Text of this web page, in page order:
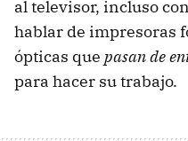
al televisor, incluso
hablar de impresoras
ópticas que pasan de
para hacer su trabajo.